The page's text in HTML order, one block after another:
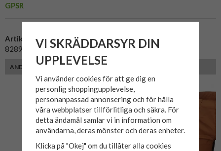
GPSR
Artikelnummer:
828903
ANDRA KUNDER MED SAMMA PASSFORM VALDE ÄVEN
VI SKRÄDDARSYR DIN
UPPLEVELSE
Vi använder cookies för att ge dig en
personlig shoppingupplevelse,
personanpassad annonsering och för hålla
våra webbplatser tillförlitliga och säkra. För
detta ändamål samlar vi in information om
användarna, deras mönster och deras enheter.
Klicka på "Okej" om du tillåter alla cookies